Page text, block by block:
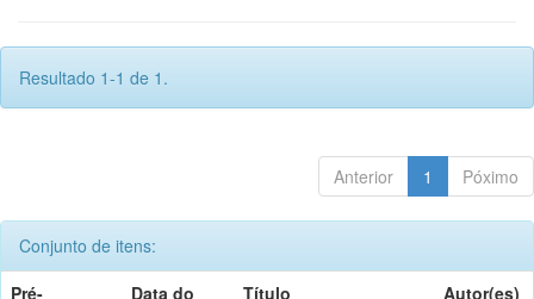
Resultado 1-1 de 1.
Anterior 1 Póximo
Conjunto de itens:
Pré-
Data do
Título Autor(es)